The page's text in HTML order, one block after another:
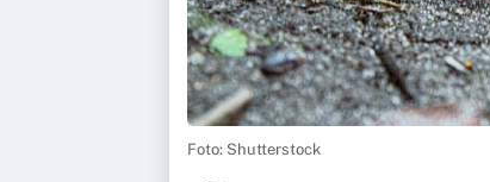
Foto: Shutterstock